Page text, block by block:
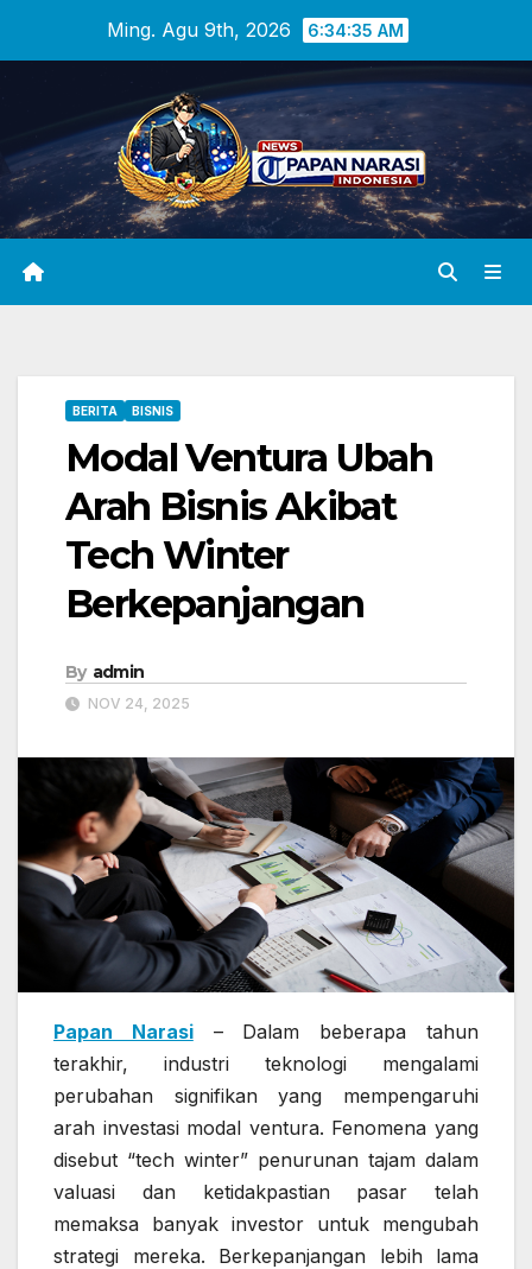
Ming. Agu 9th, 2026 6:34:36 AM
BERITA BISNIS
Modal Ventura Ubah
Arah Bisnis Akibat
Tech Winter
Berkepanjangan
By admin
NOV 24, 2025
Papan Narasi– Dalam beberapa tahun
terakhir, industri teknologi mengalami
perubahan signifikan yang mempengaruhi
arah investasi modal ventura. Fenomena yang
disebut “tech winter” penurunan tajam dalam
valuasi dan ketidakpastian pasar telah
memaksa banyak investor untuk mengubah
strategi mereka. Berkepanjangan lebih lama